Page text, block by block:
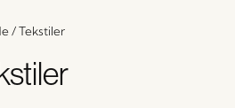
/Tekstiler